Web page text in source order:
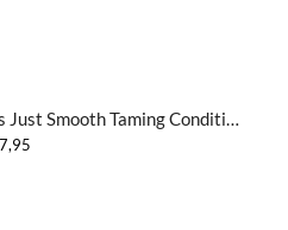
Dualsenses Just Smooth Taming Conditioner